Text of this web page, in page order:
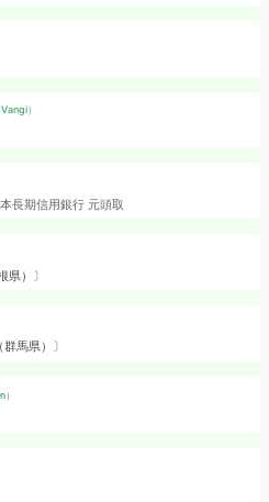
）
長期信用銀行 元頭取
県）〕
馬県）〕